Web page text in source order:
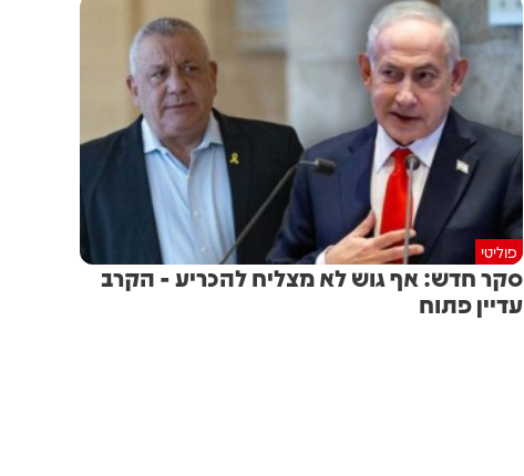
פוליטי
סקר חדש: אף גוש לא מצליח להכריע - הקרב
עדיין פתוח